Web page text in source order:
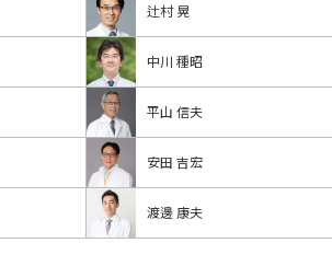
辻村 晃
中川 種昭
平山 信夫
安田 吉宏
渡邊 康夫